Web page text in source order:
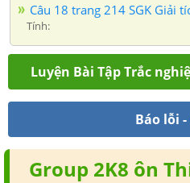
Câu 18 trang 214 SGK Giải
Tính:
Luyện Bài Tập Trắc
Báo lỗi -
Group 2K8 ôn